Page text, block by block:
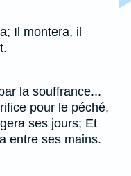
Il montera, il
la souffrance...
pour le péché,
ses jours; Et
entre ses mains.